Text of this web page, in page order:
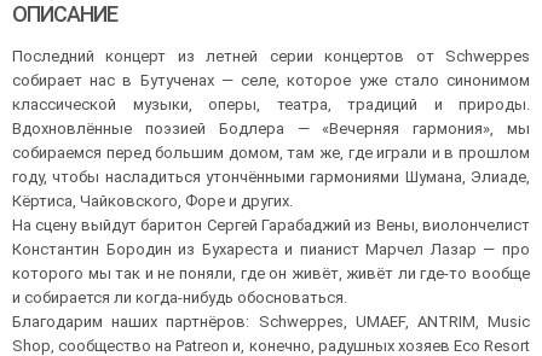
ОПИСАНИЕ
Последний концерт из летней серии концертов от Schweppes
собирает нас в Бутученах — селе, которое уже стало синонимом
классической музыки, оперы, театра, традиций и природы.
Вдохновлённые поэзией Бодлера — «Вечерняя гармония», мы
собираемся перед большим домом, там же, где играли и в прошлом
году, чтобы насладиться утончёнными гармониями Шумана, Элиаде,
Кёртиса, Чайковского, Форе и других.
На сцену выйдут баритон Сергей Гарабаджий из Вены, виолончелист
Константин Бородин из Бухареста и пианист Марчел Лазар — про
которого мы так и не поняли, где он живёт, живёт ли где-то вообще
и собирается ли когда-нибудь обосноваться.
Благодарим наших партнёров: Schweppes, UMAEF, ANTRIM, Music
Shop, сообщество на Patreon и, конечно, радушных хозяев Eco Resort